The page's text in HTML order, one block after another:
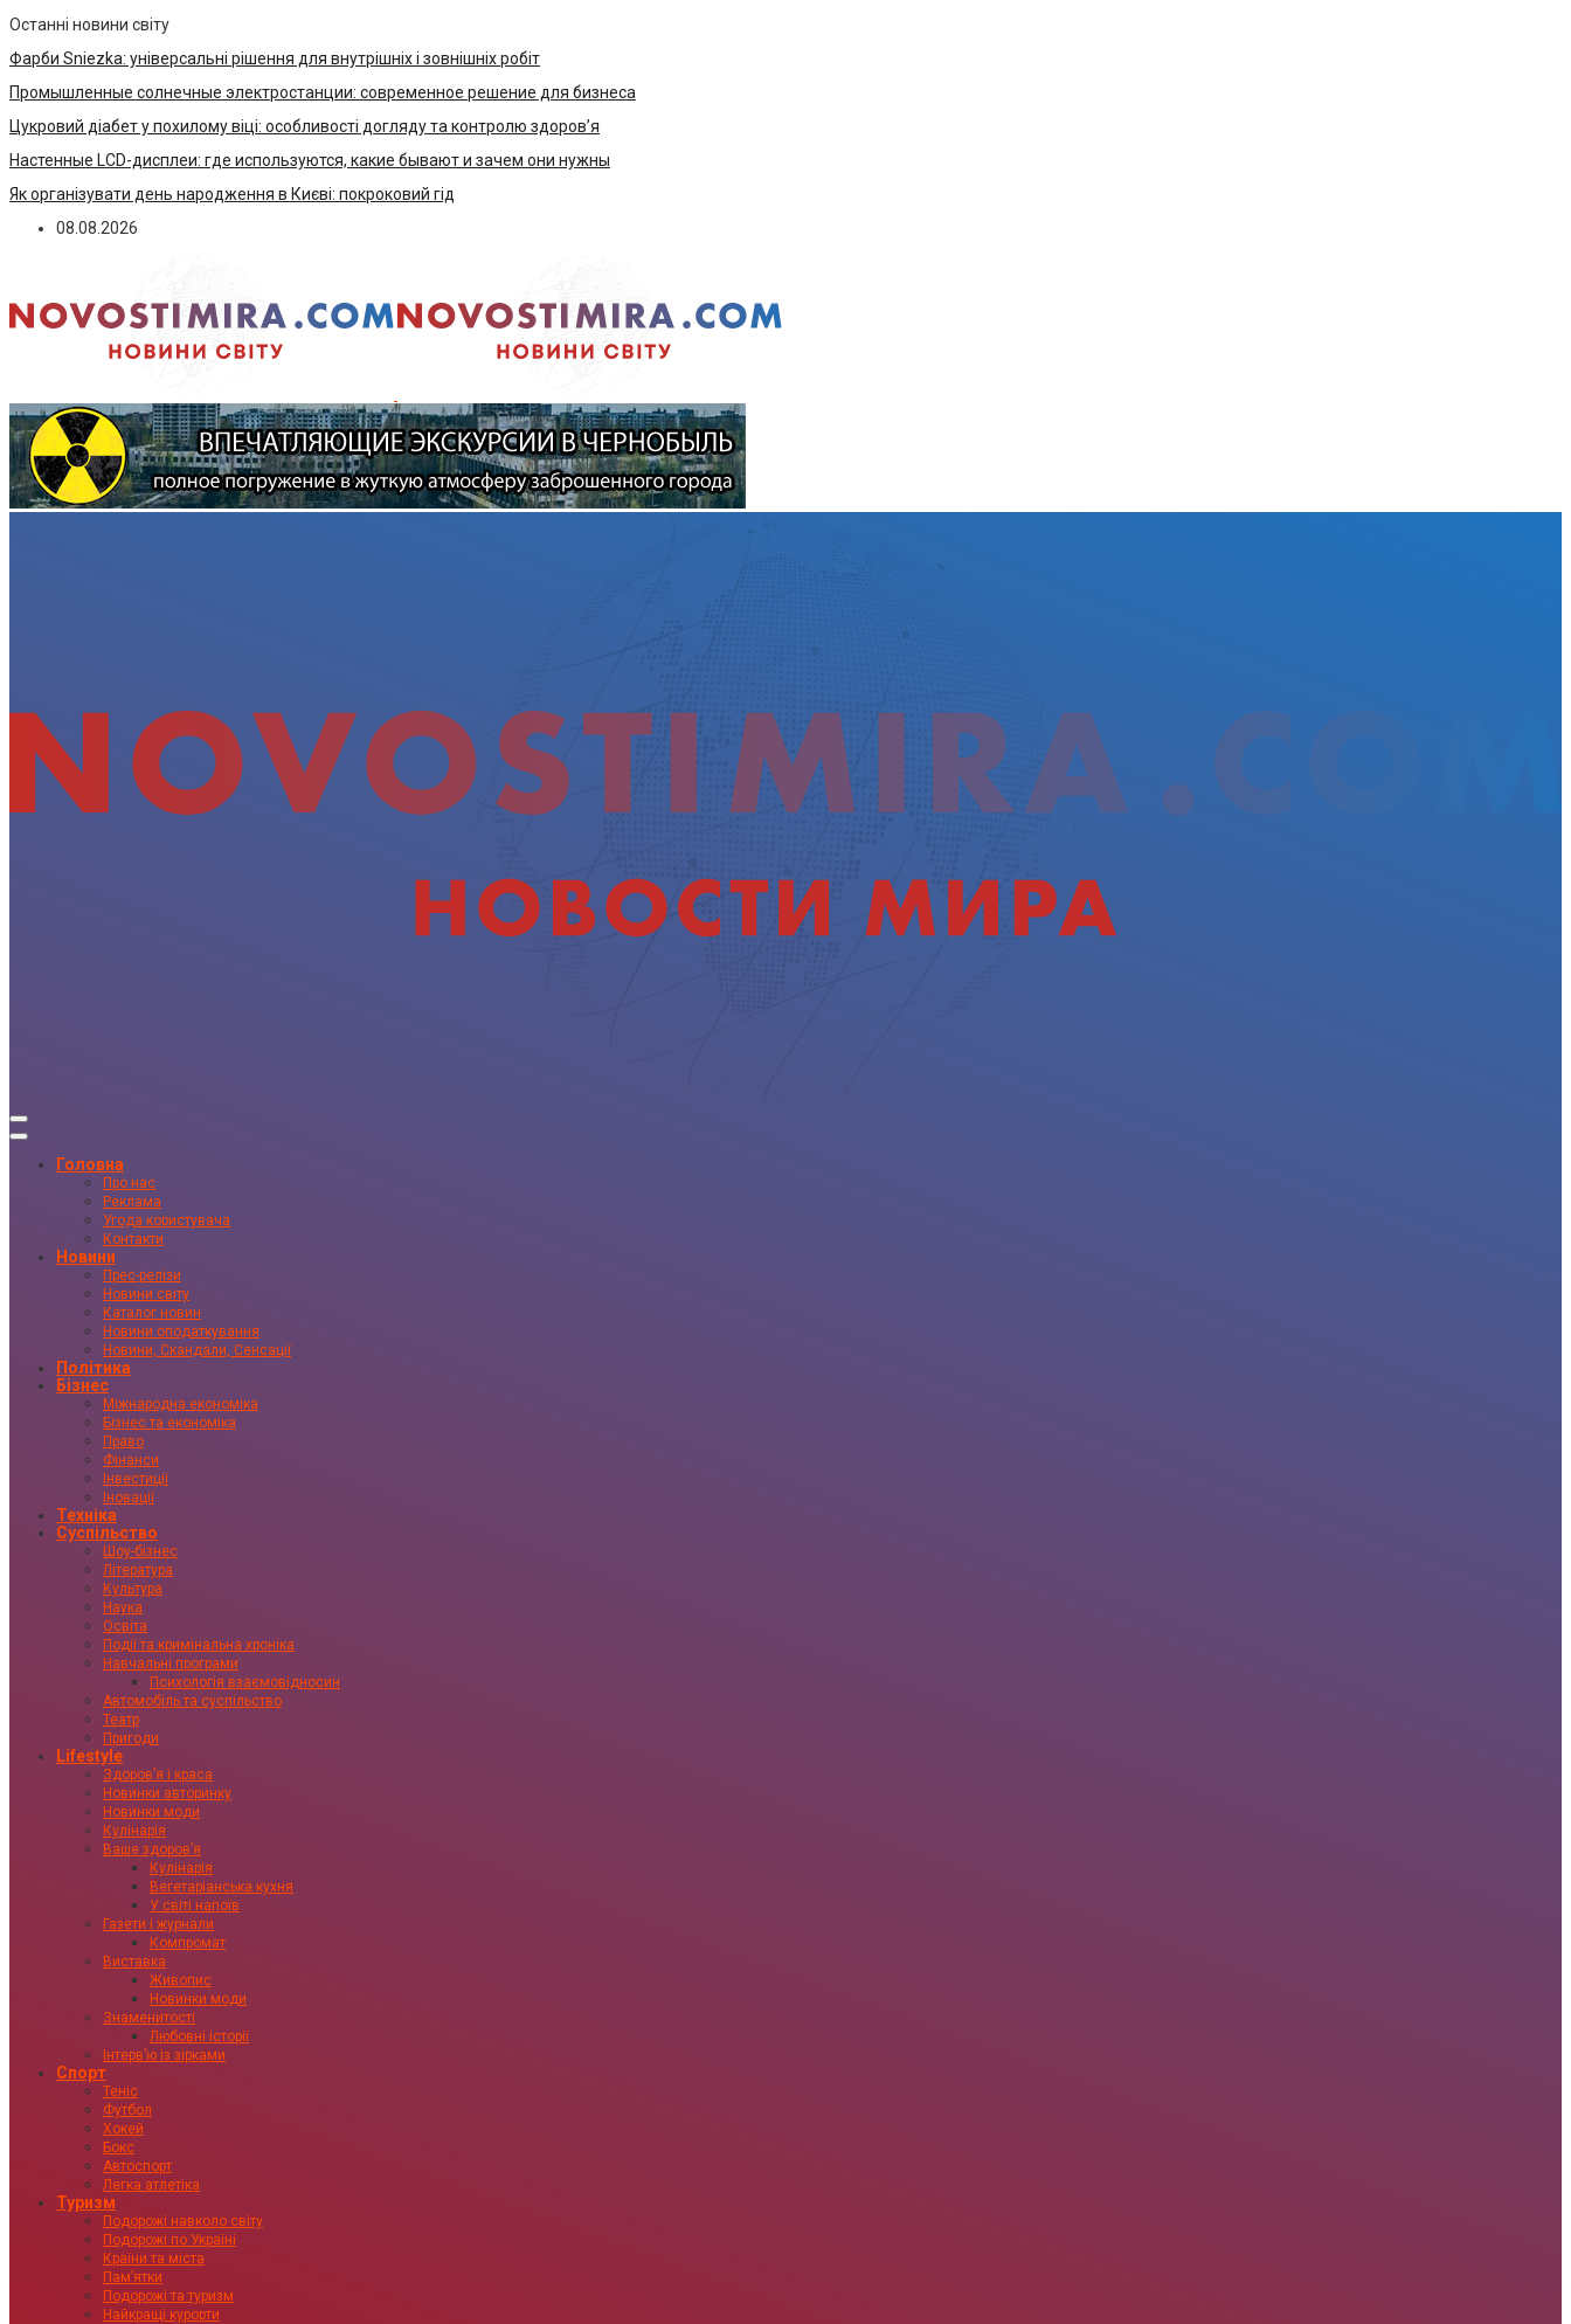
Останні новини світу
Фарби Sniezka: універсальні рішення для внутрішніх і зовнішніх робіт
Промышленные солнечные электростанции: современное решение для бизнеса
Цукровий діабет у похилому віці: особливості догляду та контролю здоров’я
Настенные LCD-дисплеи: где используются, какие бывают и зачем они нужны
Як організувати день народження в Києві: покроковий гід
08.08.2026
Головна
Про нас
Реклама
Угода користувача
Контакти
Новини
Прес-релізи
Новини світу
Каталог новин
Новини оподаткування
Новини, Скандали, Сенсації
Політика
Бізнес
Міжнародна економіка
Бізнес та економіка
Право
Фінанси
Інвестиції
Іновації
Техніка
Суспільство
Шоу-бізнес
Література
Культура
Наука
Освіта
Події та кримінальна хроніка
Навчальні програми
Психологія взаємовідносин
Автомобіль та суспільство
Театр
Пригоди
Lifestyle
Здоровʼя і краса
Новинки авторинку
Новинки моди
Кулінарія
Ваше здоровʼя
Кулінарія
Вегетаріанська кухня
У світі напоїв
Газети і журнали
Компромат
Виставка
Живопис
Новинки моди
Знаменитості
Любовні історії
Інтервʼю із зірками
Спорт
Теніс
Футбол
Хокей
Бокс
Автоспорт
Легка атлетіка
Туризм
Подорожі навколо світу
Подорожі по Україні
Країни та міста
Пам’ятки
Подорожі та туризм
Найкращі курорти